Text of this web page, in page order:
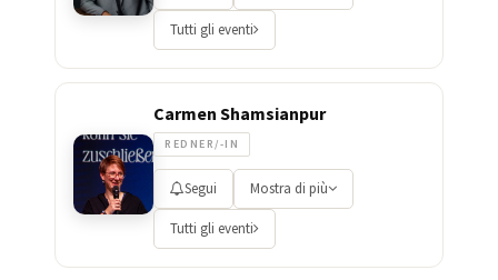
Tutti gli eventi
Carmen Shamsianpur
REDNER/-IN
Segui Mostra di più
Tutti gli eventi